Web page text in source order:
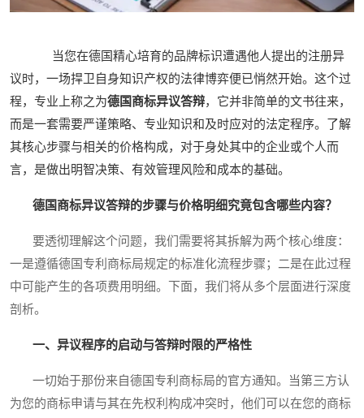
当您在德国精心培育的品牌标识遭遇他人提出的注册异
议时，一场捍卫自身知识产权的法律博弈便已悄然开始。这个过
程，专业上称之为德国商标异议答辩，它并非简单的文书往来，
而是一套需要严谨策略、专业知识和及时应对的法定程序。了解
其核心步骤与相关的价格构成，对于身处其中的企业或个人而
言，是做出明智决策、有效管理风险和成本的基础。
德国商标异议答辩的步骤与价格明细究竟包含哪些内容？
要透彻理解这个问题，我们需要将其拆解为两个核心维度：
一是遵循德国专利商标局规定的标准化流程步骤；二是在此过程
中可能产生的各项费用明细。下面，我们将从多个层面进行深度
剖析。
一、异议程序的启动与答辩时限的严格性
一切始于那份来自德国专利商标局的官方通知。当第三方认
为您的商标申请与其在先权利构成冲突时，他们可以在您的商标